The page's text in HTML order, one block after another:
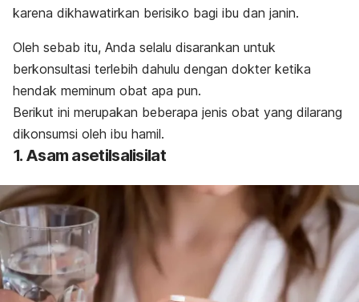
karena dikhawatirkan berisiko bagi ibu dan janin.
Oleh sebab itu, Anda selalu disarankan untuk
berkonsultasi terlebih dahulu dengan dokter ketika
hendak meminum obat apa pun.
Berikut ini merupakan beberapa jenis obat yang dilarang
dikonsumsi oleh ibu hamil.
1. Asam asetilsalisilat